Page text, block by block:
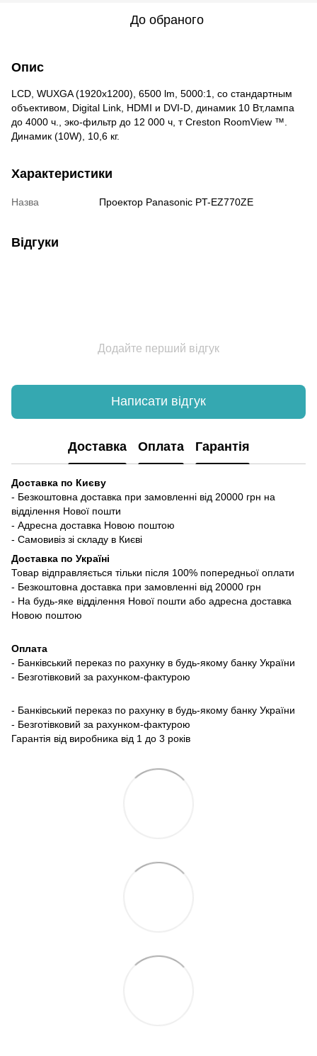
До обраного
Опис
LCD, WUXGA (1920x1200), 6500 lm, 5000:1, со стандартным
объективом, Digital Link, HDMI и DVI-D, динамик 10 Вт,лампа
до 4000 ч., эко-фильтр до 12 000 ч, т Creston RoomView ™.
Динамик (10W), 10,6 кг.
Характеристики
Назва Проектор Panasonic PT-EZ770ZE
Відгуки
Додайте перший відгук
Написати відгук
Доставка Оплата Гарантія
Доставка по Києву
- Безкоштовна доставка при замовленні від 20000 грн на
відділення Нової пошти
- Адресна доставка Новою поштою
- Самовивіз зі складу в Києві
Доставка по Україні
Товар відправляється тільки після 100% попередньої оплати
- Безкоштовна доставка при замовленні від 20000 грн
- На будь-яке відділення Нової пошти або адресна доставка
Новою поштою
Оплата
- Банківський переказ по рахунку в будь-якому банку України
- Безготівковий за рахунком-фактурою
- Банківський переказ по рахунку в будь-якому банку України
- Безготівковий за рахунком-фактурою
Гарантія від виробника від 1 до 3 років